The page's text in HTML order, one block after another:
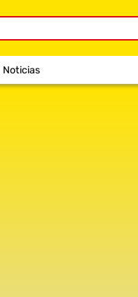
Noticias